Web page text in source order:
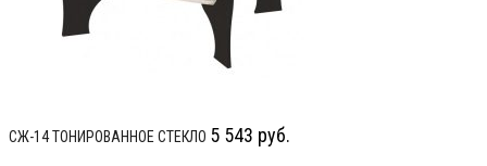
СЖ-14 ТОНИРОВАННОЕ СТЕКЛО 5 543 руб.